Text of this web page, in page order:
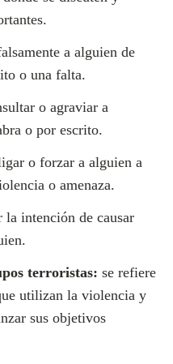
a alguien de
o una falta.
o agraviar a
o por escrito.
o forzar a alguien a
o amenaza.
la intención de causar
terroristas: se refiere
utilizan la violencia y
sus objetivos